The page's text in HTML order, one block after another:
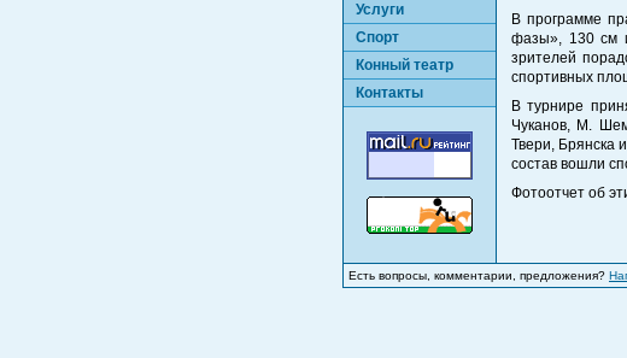
Услуги
Спорт
Конный театр
Контакты
В программе
фазы», 130 см
зрителей
спортивных
В турнире
Чуканов, М.
Твери, Брянска
состав вошли
Фотоотчет об
Есть вопросы, комментарии, предложения?